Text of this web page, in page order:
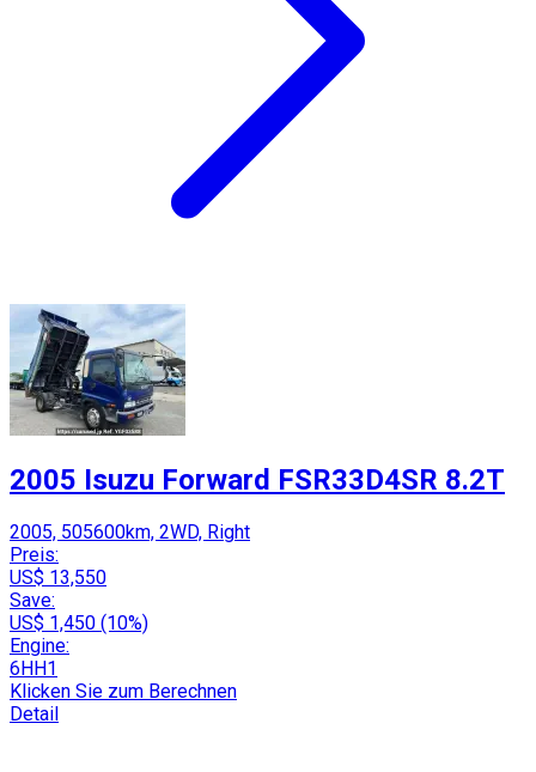
2005 Isuzu Forward FSR33D4SR 8.2T
2005, 505600km, 2WD, Right
Preis:
US$ 13,550
Save:
US$ 1,450 (10%)
Engine:
6HH1
Klicken Sie zum Berechnen
Detail